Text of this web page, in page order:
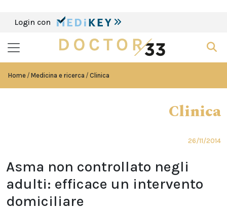
Login con
Home Medicina e ricerca Clinica
Clinica
26/11/2014
Asma non controllato negli
adulti: efficace un intervento
domiciliare